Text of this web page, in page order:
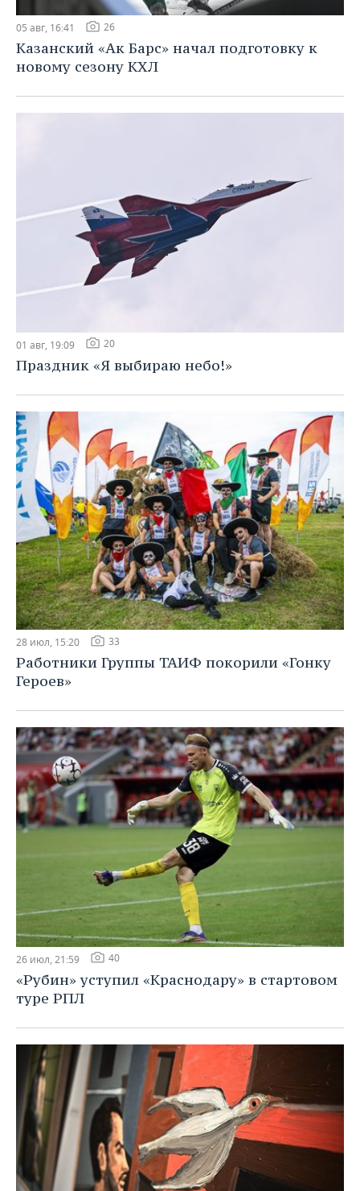
05 авг, 16:41 26
Казанский «Ак Барс» начал подготовку к
новому сезону КХЛ
01 авг, 19:09 20
Праздник «Я выбираю небо!»
28 июл, 15:20 33
Работники Группы ТАИФ покорили «Гонку
Героев»
26 июл, 21:59 40
«Рубин» уступил «Краснодару» в стартовом
туре РПЛ